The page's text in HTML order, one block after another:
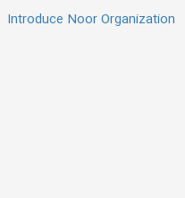
Introduce Noor Organization